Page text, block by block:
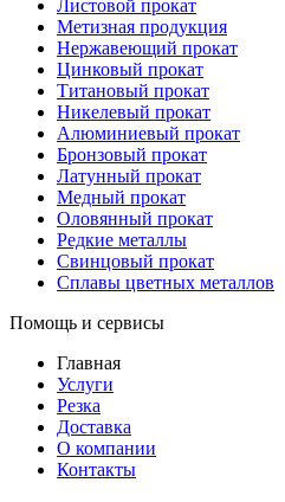
Листовой прокат
Метизная продукция
Нержавеющий прокат
Цинковый прокат
Титановый прокат
Никелевый прокат
Алюминиевый прокат
Бронзовый прокат
Латунный прокат
Медный прокат
Оловянный прокат
Редкие металлы
Свинцовый прокат
Сплавы цветных металлов
Помощь и сервисы
Главная
Услуги
Резка
Доставка
О компании
Контакты